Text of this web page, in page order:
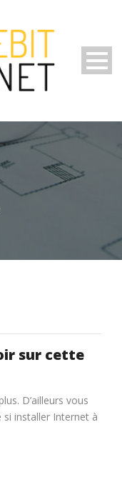
sur cette
D’ailleurs vous
installer Internet à